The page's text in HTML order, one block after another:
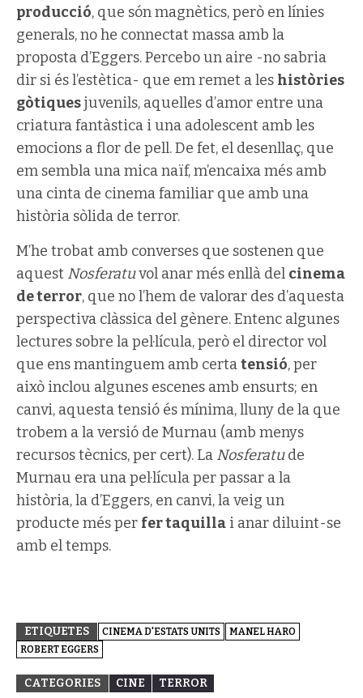
producció, que són magnètics, però en línies
generals, no he connectat massa amb la
proposta d’Eggers. Percebo un aire -no sabria
dir si és l’estètica- que em remet a les històries
gòtiquesjuvenils, aquelles d’amor entre una
criatura fantàstica i una adolescent amb les
emocions a flor de pell. De fet, el desenllaç, que
em sembla una mica naïf, m’encaixa més amb
una cinta de cinema familiar que amb una
història sòlida de terror.
M’he trobat amb converses que sostenen que
aquest Nosferatuvol anar més enllà del cinema
de terror, que no l’hem de valorar des d’aquesta
perspectiva clàssica del gènere. Entenc algunes
lectures sobre la pel·lícula, però el director vol
que ens mantinguem amb certatensió, per
això inclou algunes escenes amb ensurts; en
canvi, aquesta tensió és mínima, lluny de la que
trobem a la versió de Murnau (amb menys
recursos tècnics, per cert). La Nosferatude
Murnau era una pel·lícula per passar a la
història, la d’Eggers, en canvi, la veig un
producte més per fer taquilla i anar diluint-se
amb el temps.
ETIQUETES CINEMA D'ESTATS UNITS
MANEL HARO
ROBERT EGGERS
CATEGORIES CINE TERROR